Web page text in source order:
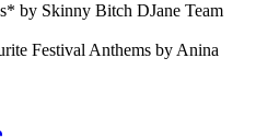
by Skinny Bitch DJane Team
Festival Anthems by Anina